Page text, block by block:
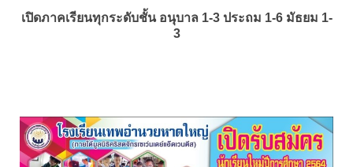
เปิดภาคเรียนทุกระดับชั้น อนุบาล 1-3 ประถม 1-6 มัธยม 1-
3